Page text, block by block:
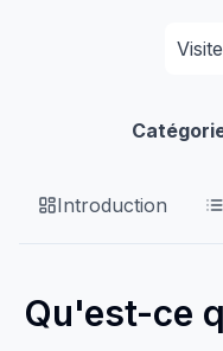
Introduction
Qu'est-ce